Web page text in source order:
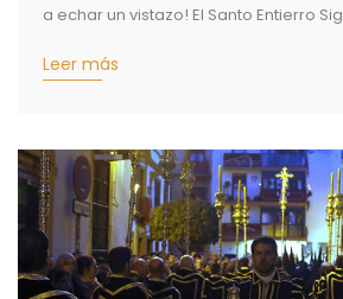
a echar un vistazo! El Santo Entierro
Leer más